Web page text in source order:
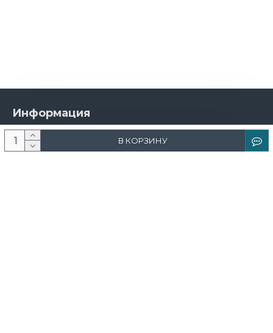
В КОРЗИНУ
Информация
О компании
Новости и акции